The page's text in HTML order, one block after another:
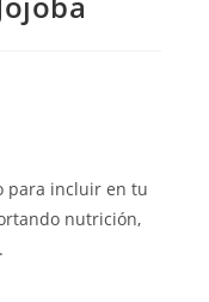
para incluir en tu
nutrición,